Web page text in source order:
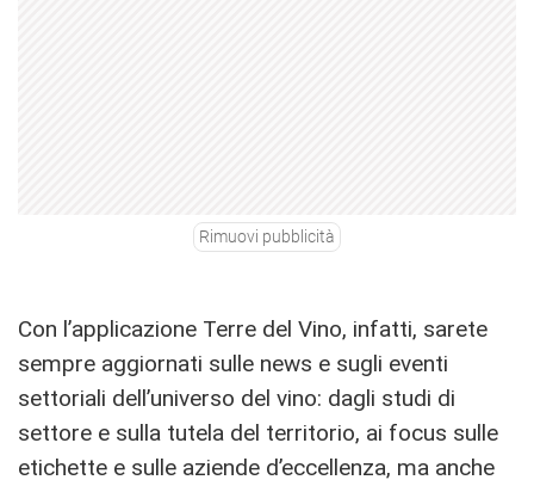
Rimuovi pubblicità
Con l’applicazione Terre del Vino, infatti, sarete
sempre aggiornati sulle news e sugli eventi
settoriali dell’universo del vino: dagli studi di
settore e sulla tutela del territorio, ai focus sulle
etichette e sulle aziende d’eccellenza, ma anche